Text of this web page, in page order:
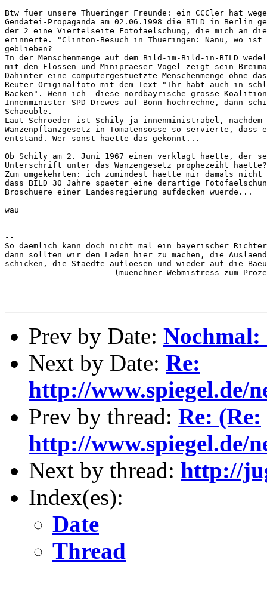
Btw fuer unsere Thueringer Freunde: ein CCCler hat
Gendatei-Propaganda am 02.06.1998 die BILD in Berlin
der 2 eine Viertelseite Fotofaelschung, die mich an
erinnerte. "Clinton-Besuch in Thueringen: Nanu, wo ist
geblieben?
In der Menschenmenge auf dem Bild-im-Bild-in-BILD
mit den Flossen und Minipraeser Vogel zeigt sein
Dahinter eine computergestuetzte Menschenmenge ohne
Reuter-Originalfoto mit dem Text "Ihr habt auch in
Backen". Wenn ich  diese nordbayrische grosse Koalition
Innenminister SPD-Drewes auf Bonn hochrechne, dann
Schaeuble.
Laut Schroeder ist Schily ja innenministrabel,
Wanzenpflanzgesetz in Tomatensosse so servierte, dass
entstand. Wer sonst haette das gekonnt...
Ob Schily am 2. Juni 1967 einen verklagt haette, der
Unterschrift unter das Wanzengesetz prophezeiht haette?
Zum umgekehrten: ich zumindest haette mir damals nicht
dass BILD 30 Jahre spaeter eine derartige
Broschuere einer Landesregierung aufdecken wuerde...
wau
--
So daemlich kann doch nicht mal ein bayerischer
dann sollten wir den Laden hier zu machen, die
schicken, die Staedte aufloesen und wieder auf die
(muenchner Webmistress zum
Prev by Date: Nochmal:
Next by Date: Re:
http://www.spiegel.de/
Prev by thread: Re: (Re:
http://www.spiegel.de/
Next by thread: http://
Index(es):
Date
Thread